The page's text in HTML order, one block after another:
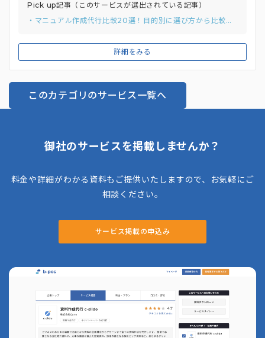
詳細をみる
が可能です。 FAロボットソリューション事業とデジタルソリ
ューション事業を展開するグループ企業として、製造現場の最
言語翻訳、納品後のアフターフォローまでをワンストップで対
応。文章や図解だけでなく、3DCGや動画など多様な表現方法
Pick up記事（このサービスが選出されている記事）
・マニュアル作成代行比較20選！目的別に選び方から比較ポイントまでご紹介。
このカテゴリのサービス一覧へ
御社のサービスを掲載しませんか？
料金や詳細がわかる資料もご提供いたしますので、お気軽にご
相談ください。
サービス掲載の申込み